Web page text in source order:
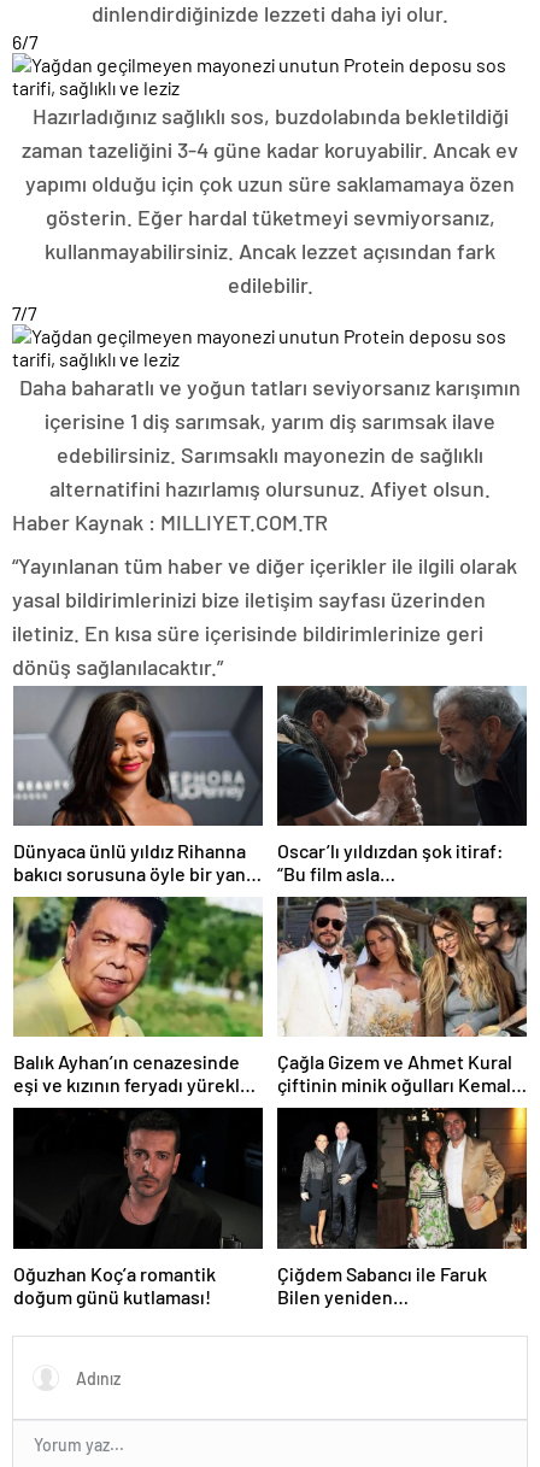
dinlendirdiğinizde lezzeti daha iyi olur.
6/7
Hazırladığınız sağlıklı sos, buzdolabında bekletildiği
zaman tazeliğini 3-4 güne kadar koruyabilir. Ancak ev
yapımı olduğu için çok uzun süre saklamamaya özen
gösterin. Eğer hardal tüketmeyi sevmiyorsanız,
kullanmayabilirsiniz. Ancak lezzet açısından fark
edilebilir.
7/7
Daha baharatlı ve yoğun tatları seviyorsanız karışımın
içerisine 1 diş sarımsak, yarım diş sarımsak ilave
edebilirsiniz. Sarımsaklı mayonezin de sağlıklı
alternatifini hazırlamış olursunuz. Afiyet olsun.
Haber Kaynak : MILLIYET.COM.TR
“Yayınlanan tüm haber ve diğer içerikler ile ilgili olarak
yasal bildirimlerinizi bize iletişim sayfası üzerinden
iletiniz. En kısa süre içerisinde bildirimlerinize geri
dönüş sağlanılacaktır.”
Dünyaca ünlü yıldız Rihanna
bakıcı sorusuna öyle bir yanıt
verdi ki! “35 yıl boyunca…”
Oscar’lı yıldızdan şok itiraf:
“Bu film asla
yayınlanmamalıydı!”
Balık Ayhan’ın cenazesinde
eşi ve kızının feryadı yürekleri
dağladı: “Baba kalk canım
Çağla Gizem ve Ahmet Kural
çiftinin minik oğulları Kemal, 1
yaşına bastı! İşte doğum
gününden kareler!
Oğuzhan Koç’a romantik
doğum günü kutlaması!
Çiğdem Sabancı ile Faruk
Bilen yeniden
damadı, eski eşinin hapis